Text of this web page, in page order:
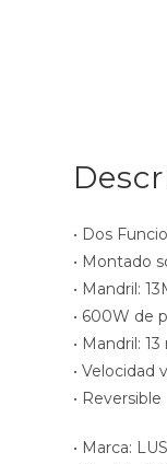
• Dos
• Montado
• Mandril:
• 600W de
• Mandril:
• Velocidad
• Reversible
• Marca: